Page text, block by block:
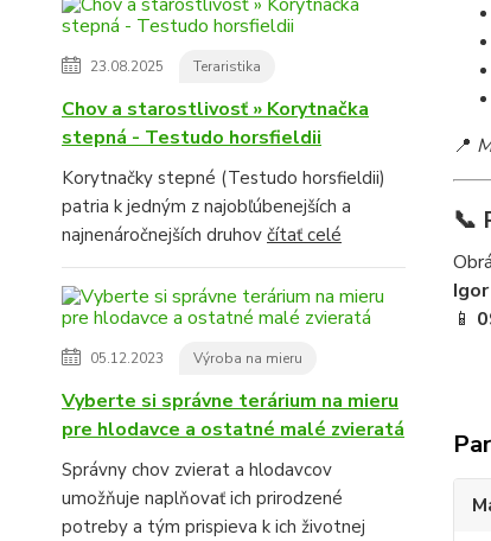
23.08.2025 Teraristika
Chov a starostlivosť » Korytnačka
stepná - Testudo horsfieldii
Korytnačky stepné (Testudo horsfieldii)
patria k jedným z najobľúbenejších a
najnenáročnejších druhov čítať celé
05.12.2023 Výroba na mieru
Vyberte si správne terárium na mieru
pre hlodavce a ostatné malé zvieratá
Správny chov zvierat a hlodavcov
umožňuje naplňovať ich prirodzené
potreby a tým prispieva k ich životnej
📍
📞
📱